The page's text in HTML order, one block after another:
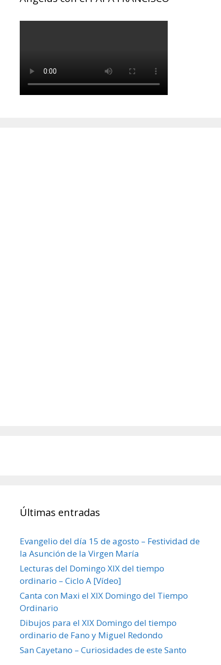
Últimas entradas
Evangelio del día 15 de agosto – Festividad de
la Asunción de la Virgen María
Lecturas del Domingo XIX del tiempo
ordinario – Ciclo A [Vídeo]
Canta con Maxi el XIX Domingo del Tiempo
Ordinario
Dibujos para el XIX Domingo del tiempo
ordinario de Fano y Miguel Redondo
San Cayetano – Curiosidades de este Santo